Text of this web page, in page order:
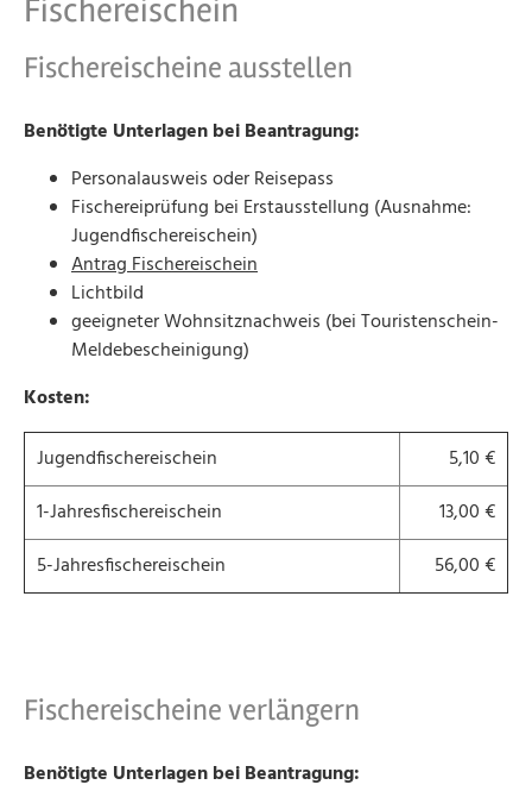
Fischereischein
Fischereischeine ausstellen
Benötigte Unterlagen bei Beantragung:
Personalausweis oder Reisepass
Fischereiprüfung bei Erstausstellung (Ausnahme:
Jugendfischereischein)
Antrag Fischereischein
Lichtbild
geeigneter Wohnsitznachweis (bei Touristenschein-
Meldebescheinigung)
Kosten:
Jugendfischereischein
5,10 €
1-Jahresfischereischein
13,00 €
5-Jahresfischereischein
56,00 €
Fischereischeine verlängern
Benötigte Unterlagen bei Beantragung: